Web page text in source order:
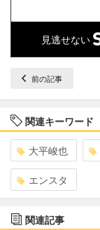
見逃せない
前の記事
関連キーワード
大平峻也
エンスタ
関連記事